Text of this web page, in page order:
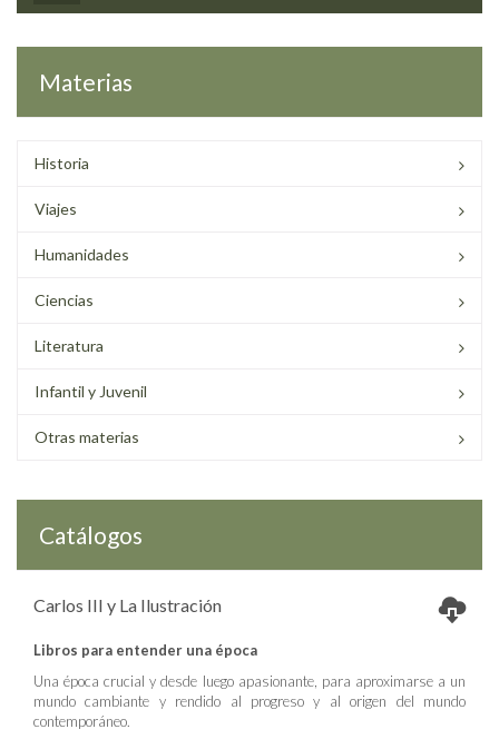
Materias
Historia
Viajes
Humanidades
Ciencias
Literatura
Infantil y Juvenil
Otras materias
Catálogos
Carlos III y La Ilustración
Libros para entender una época
Una época crucial y desde luego apasionante, para aproximarse a un
mundo cambiante y rendido al progreso y al origen del mundo
contemporáneo.